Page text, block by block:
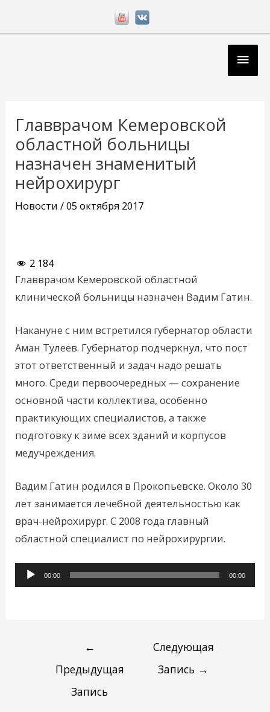
Главврачом Кемеровской
областной больницы
назначен знаменитый
нейрохирург
Новости /05 октября 2017
2 184
Главврачом Кемеровской областной
клинической больницы назначен Вадим Гатин.
Накануне с ним встретился губернатор области
Аман Тулеев. Губернатор подчеркнул, что пост
этот ответственный и задач надо решать
много. Среди первоочередных — сохранение
основной части коллектива, особенно
практикующих специалистов, а также
подготовку к зиме всех зданий и корпусов
медучреждения.
Вадим Гатин родился в Прокопьевске. Около 30
лет занимается лечебной деятельностью как
врач-нейрохирург. С 2008 года главный
областной специалист по нейрохирургии.
Аудиоплеер
00:00 00:00
записям
←
Предыдущая
Запись
Следующая
Запись →